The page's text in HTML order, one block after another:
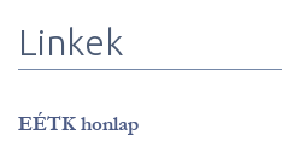
Linkek
EÉTK honlap